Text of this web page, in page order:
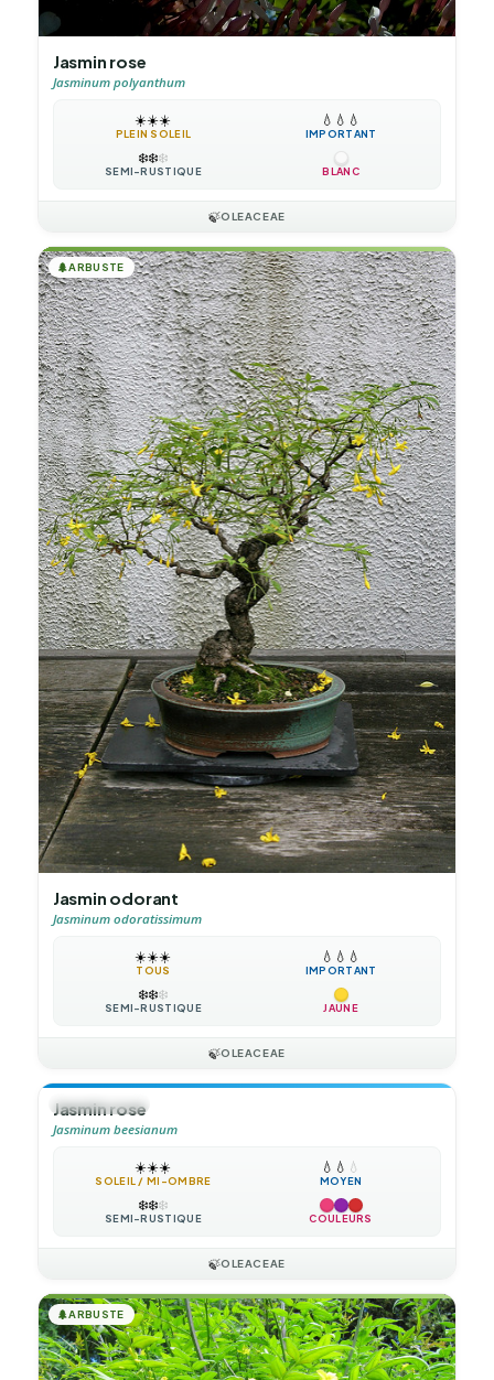
Jasmin rose
Jasminum polyanthum
☀️☀️☀️
PLEIN SOLEIL
💧 💧 💧
IMPORTANT
❄️❄️❄️
SEMI-RUSTIQUE BLANC
🍃OLEACEAE
🌲ARBUSTE
Jasmin odorant
Jasminum odoratissimum
☀️☀️☀️
TOUS
💧 💧 💧
IMPORTANT
❄️❄️❄️
SEMI-RUSTIQUE JAUNE
🍃OLEACEAE
🍃GRIMPANTE
Jasmin rose
Jasminum beesianum
☀️☀️☀️
SOLEIL / MI-OMBRE
💧 💧 💧
MOYEN
❄️❄️❄️
SEMI-RUSTIQUE COULEURS
🍃OLEACEAE
🌲ARBUSTE